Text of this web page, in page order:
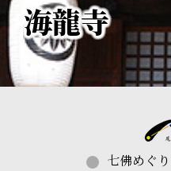
海龍寺
七佛めぐ